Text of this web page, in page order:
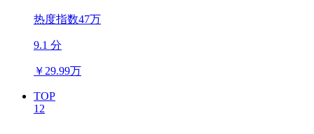
热度指数47万
9.1 分
￥ 29.99万
TOP
12